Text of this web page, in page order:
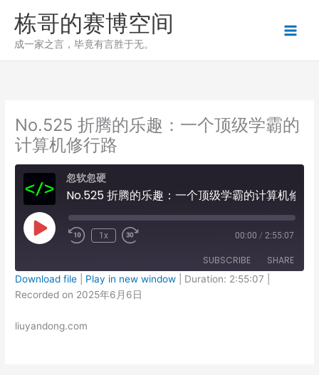
栋哥的赛博空间
成一家之言，毕竟有言胜于无。
No.525 折腾的乐趣：一个顶级学霸的
计算机修行路
忽软忽硬
Play
Episode
1x 00:00 / 2:55:07
SUBSCRIBE SHARE
SHARE
LINK
Download file Play in new window Duration: 2:55:07
Recorded on 2025年6月6日
liuyandong.com